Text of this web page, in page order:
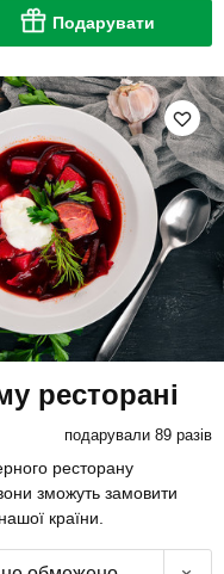
Подарувати
ресторані
подарували 89 разів
ресторану
зможуть замовити
країни.